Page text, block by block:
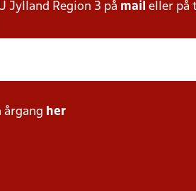
Jylland Region 3 på mail eller
her